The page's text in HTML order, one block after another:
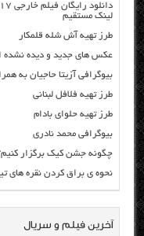
لینک مستقیم
طرز تهیه آش شله قلمکار
عکس های جدید و دیده نشده
بیوگرافی آزیتا حاجیان به
طرز تهیه فلافل لبنانی
طرز تهیه حلوای بادام
بیوگرافی محمد نادری
چگونه جشن کیک برگزار
نحوه ي براق کردن نقره های
آخرین فیلم و سریال